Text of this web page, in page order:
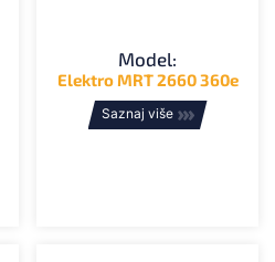
Model:
Elektro MRT 2660 360e
Saznaj više